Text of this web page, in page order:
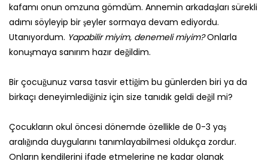
kafamı onun omzuna gömdüm. Annemin arkadaşları sürekli
adımı söyleyip bir şeyler sormaya devam ediyordu.
Utanıyordum. Yapabilir miyim, denemeli miyim?Onlarla
konuşmaya sanırım hazır değildim.
Bir çocuğunuz varsa tasvir ettiğim bu günlerden biri ya da
birkaçı deneyimlediğiniz için size tanıdık geldi değil mi?
Çocukların okul öncesi dönemde özellikle de 0-3 yaş
aralığında duygularını tanımlayabilmesi oldukça zordur.
Onların kendilerini ifade etmelerine ne kadar olanak